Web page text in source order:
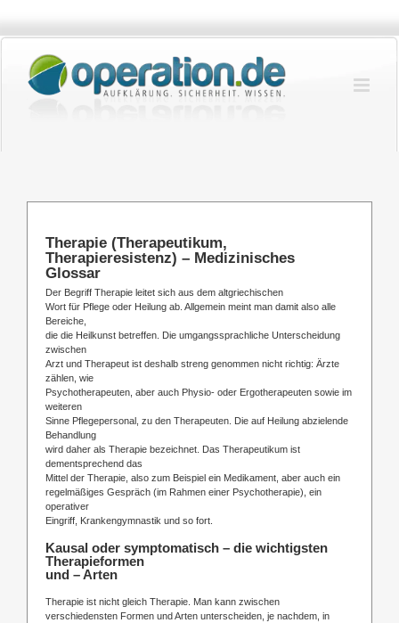
springen
Therapie (Therapeutikum,
Therapieresistenz) – Medizinisches
Glossar
Der Begriff Therapie leitet sich aus dem altgriechischen
Wort für Pflege oder Heilung ab. Allgemein meint man damit also alle
Bereiche,
die die Heilkunst betreffen. Die umgangssprachliche Unterscheidung
zwischen
Arzt und Therapeut ist deshalb streng genommen nicht richtig: Ärzte
zählen, wie
Psychotherapeuten, aber auch Physio- oder Ergotherapeuten sowie im
weiteren
Sinne Pflegepersonal, zu den Therapeuten. Die auf Heilung abzielende
Behandlung
wird daher als Therapie bezeichnet. Das Therapeutikum ist
dementsprechend das
Mittel der Therapie, also zum Beispiel ein Medikament, aber auch ein
regelmäßiges Gespräch (im Rahmen einer Psychotherapie), ein
operativer
Eingriff, Krankengymnastik und so fort.
Kausal oder symptomatisch – die wichtigsten
Therapieformen
und – Arten
Therapie ist nicht gleich Therapie. Man kann zwischen
verschiedensten Formen und Arten unterscheiden, je nachdem, in